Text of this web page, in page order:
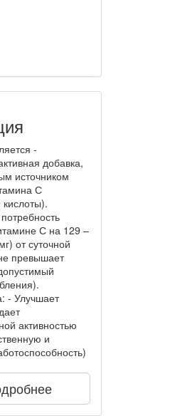
-
добавка,
источником
С
С на 129 –
от суточной
превышает
- Улучшает
активностью
и